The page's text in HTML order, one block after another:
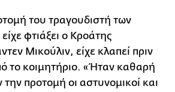
του τραγουδιστή των
φτιάξει ο Κροάτης
Μικούλιν, είχε κλαπεί πριν
το κοιμητήριο. «Ήταν καθαρή
προτομή οι αστυνομικοί και